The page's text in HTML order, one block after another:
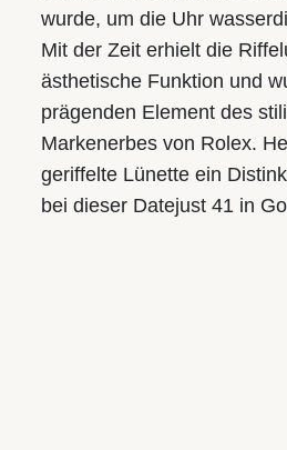
wurde, um die Uhr
Mit der Zeit erhielt die
ästhetische Funktion und
prägenden Element des
Markenerbes von Rolex.
geriffelte Lünette ein
bei dieser Datejust 41 in